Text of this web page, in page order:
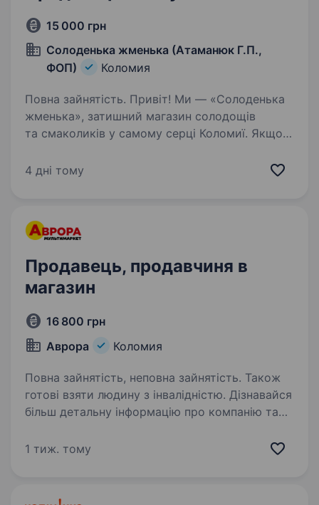
15 000 грн
Солоденька жменька (Атаманюк Г.П.,
ФОП)
Коломия
Повна зайнятість. Привіт! Ми — «Солоденька
жменька», затишний магазин солодощів
та смаколиків у самому серці Коломиї. Якщо
працювати в дружній атмосфері
4 дні тому
Продавець, продавчиня в
магазин
16 800 грн
Аврора
Коломия
Повна зайнятість, неповна зайнятість. Також
готові взяти людину з інвалідністю. Дізнавайся
більш детальну інформацію про компанію та
robota.avrora.ua
працювати…
1 тиж. тому